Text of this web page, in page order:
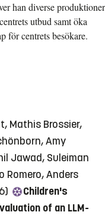
han diverse produktioner
utbud samt öka
för centrets besökare.
Mathis Brossier,
Amy
Jawad, Suleiman
Romero, Anders
Children's
of an LLM-